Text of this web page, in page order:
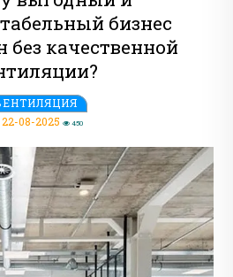
бизнес
без качественной
22-08-2025
450